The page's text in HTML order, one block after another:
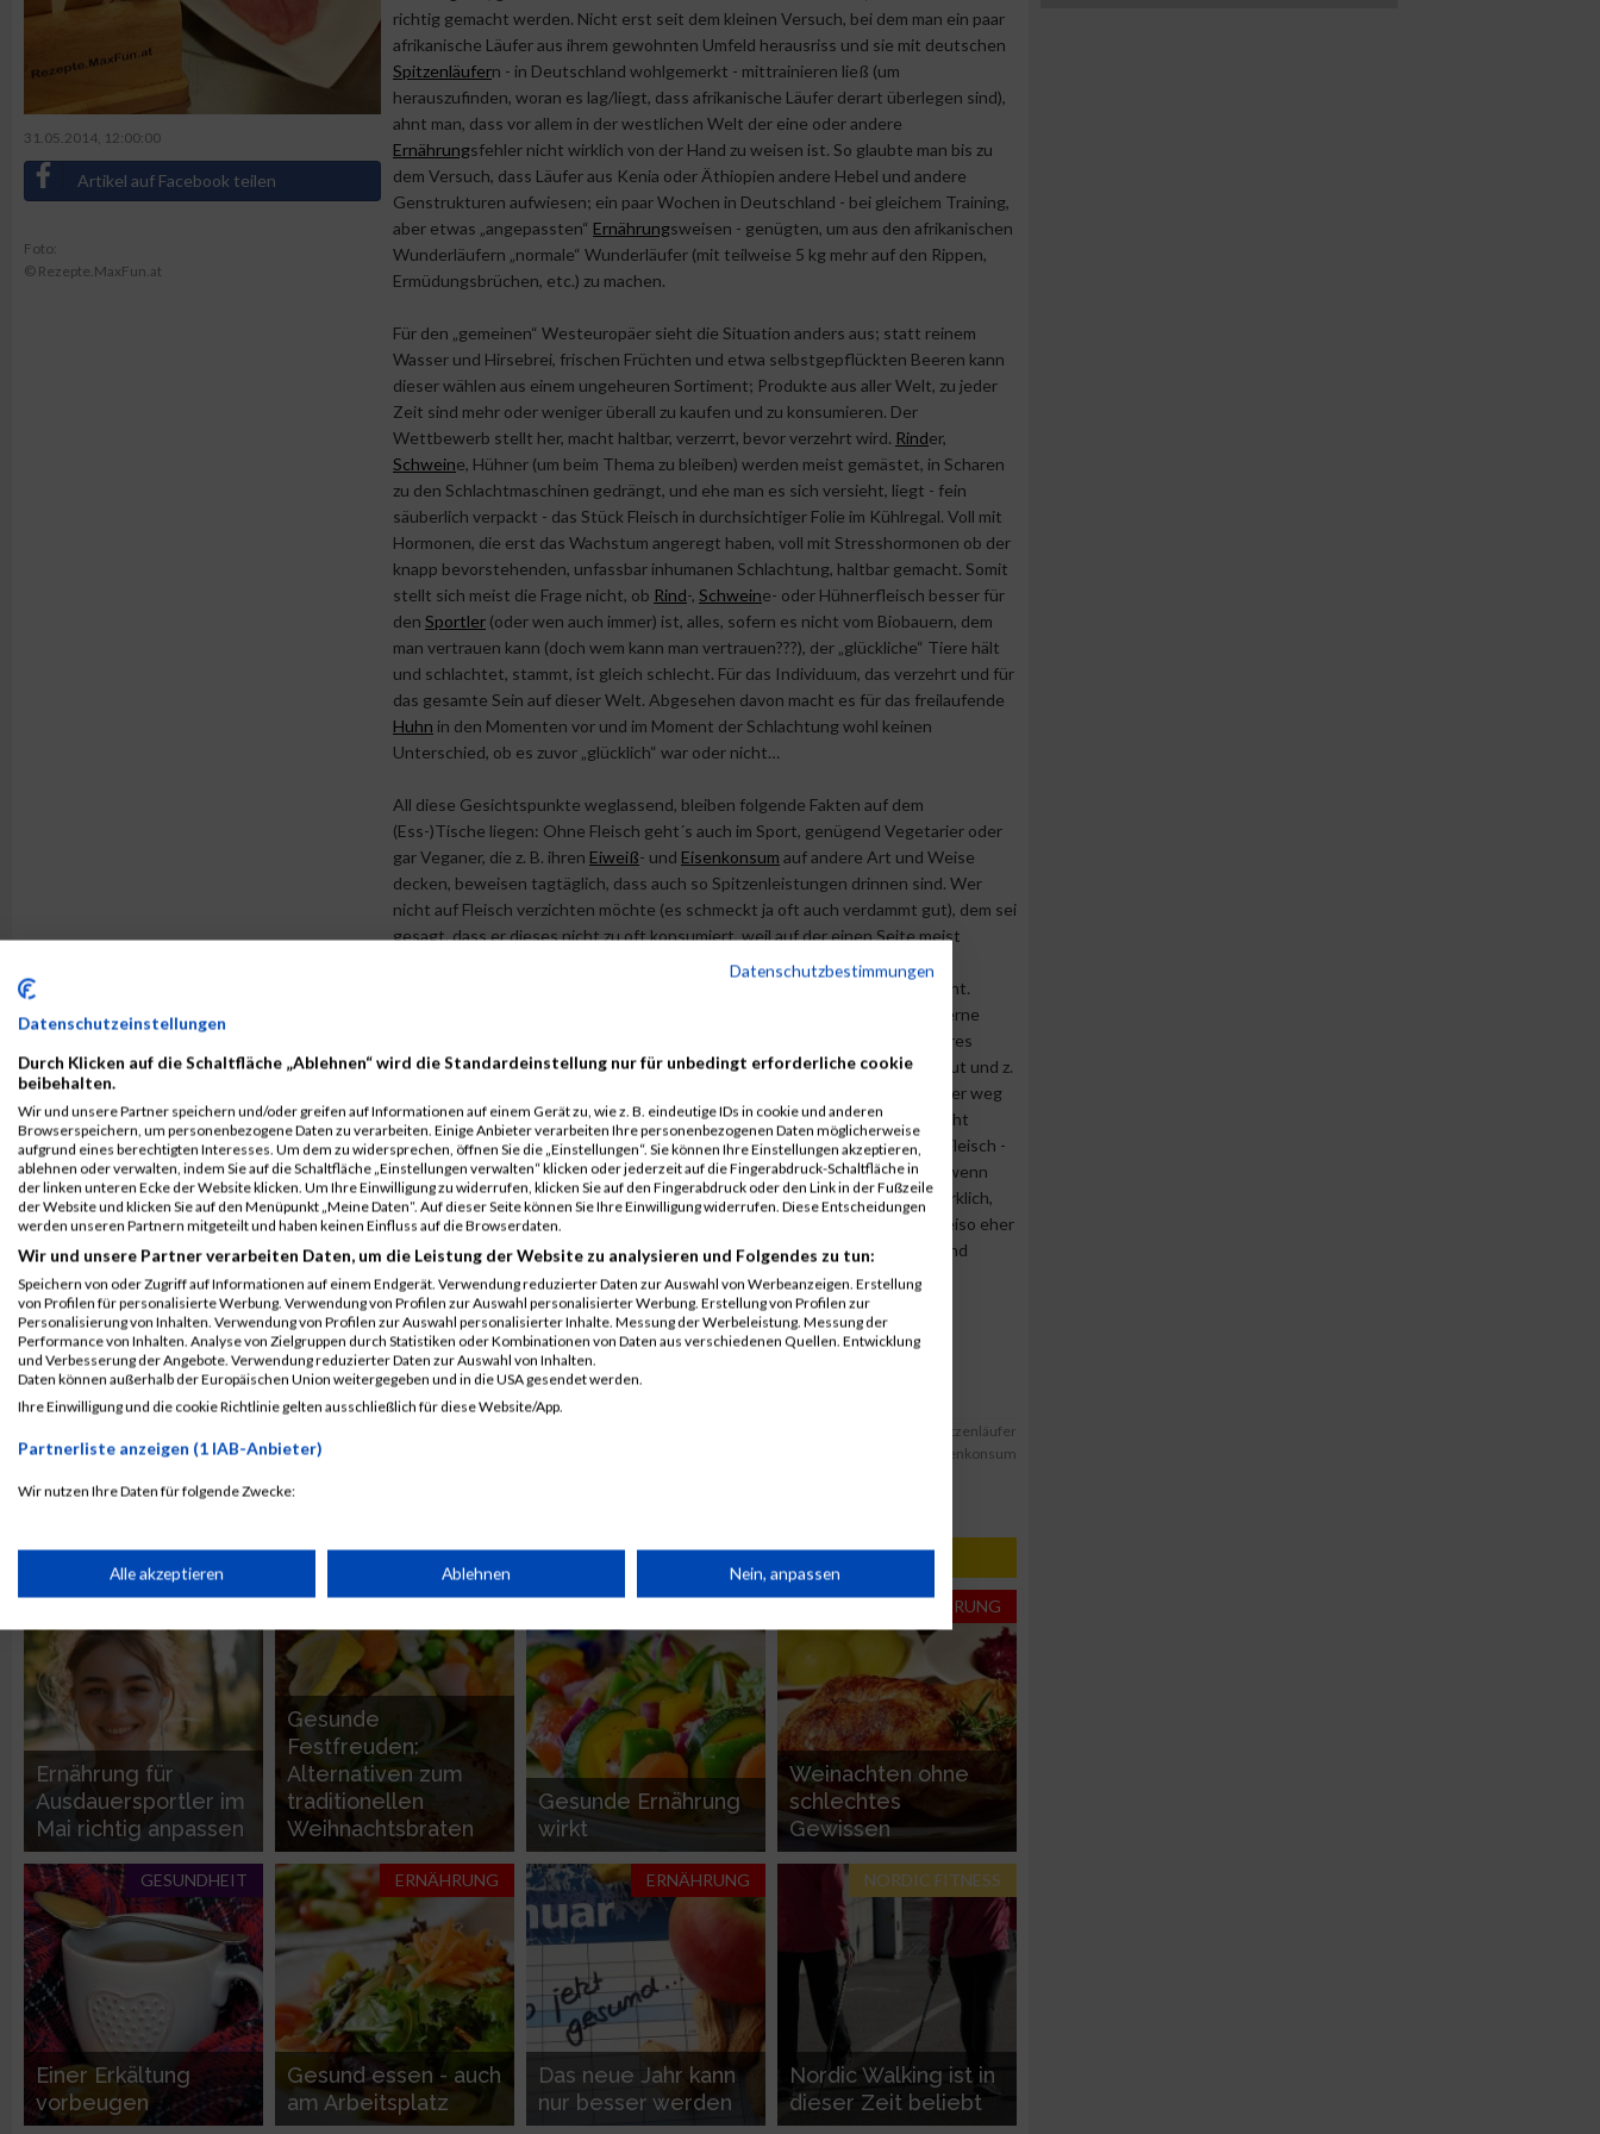
31.05.2014, 12:00:00
Artikel auf Facebook teilen
Foto:
© Rezepte.MaxFun.at
richtig gemacht werden. Nicht erst seit dem kleinen Versuch, bei dem man ein paar
afrikanische Läufer aus ihrem gewohnten Umfeld herausriss und sie mit deutschen
Spitzenläufern - in Deutschland wohlgemerkt - mittrainieren ließ (um
herauszufinden, woran es lag/liegt, dass afrikanische Läufer derart überlegen sind),
ahnt man, dass vor allem in der westlichen Welt der eine oder andere
Ernährungsfehler nicht wirklich von der Hand zu weisen ist. So glaubte man bis zu
dem Versuch, dass Läufer aus Kenia oder Äthiopien andere Hebel und andere
Genstrukturen aufwiesen; ein paar Wochen in Deutschland - bei gleichem Training,
aber etwas „angepassten“ Ernährungsweisen - genügten, um aus den afrikanischen
Wunderläufern „normale“ Wunderläufer (mit teilweise 5 kg mehr auf den Rippen,
Ermüdungsbrüchen, etc.) zu machen.
Für den „gemeinen“ Westeuropäer sieht die Situation anders aus; statt reinem
Wasser und Hirsebrei, frischen Früchten und etwa selbstgepflückten Beeren kann
dieser wählen aus einem ungeheuren Sortiment; Produkte aus aller Welt, zu jeder
Zeit sind mehr oder weniger überall zu kaufen und zu konsumieren. Der
Wettbewerb stellt her, macht haltbar, verzerrt, bevor verzehrt wird. Rinder,
Schweine, Hühner (um beim Thema zu bleiben) werden meist gemästet, in Scharen
zu den Schlachtmaschinen gedrängt, und ehe man es sich versieht, liegt - fein
säuberlich verpackt - das Stück Fleisch in durchsichtiger Folie im Kühlregal. Voll mit
Hormonen, die erst das Wachstum angeregt haben, voll mit Stresshormonen ob der
knapp bevorstehenden, unfassbar inhumanen Schlachtung, haltbar gemacht. Somit
stellt sich meist die Frage nicht, ob Rind-, Schweine- oder Hühnerfleisch besser für
den Sportler (oder wen auch immer) ist, alles, sofern es nicht vom Biobauern, dem
man vertrauen kann (doch wem kann man vertrauen???), der „glückliche“ Tiere hält
und schlachtet, stammt, ist gleich schlecht. Für das Individuum, das verzehrt und für
das gesamte Sein auf dieser Welt. Abgesehen davon macht es für das freilaufende
Huhn in den Momenten vor und im Moment der Schlachtung wohl keinen
Unterschied, ob es zuvor „glücklich“ war oder nicht…
All diese Gesichtspunkte weglassend, bleiben folgende Fakten auf dem
(Ess-)Tische liegen: Ohne Fleisch geht´s auch im Sport, genügend Vegetarier oder
gar Veganer, die z. B. ihren Eiweiß- und Eisenkonsum auf andere Art und Weise
decken, beweisen tagtäglich, dass auch so Spitzenleistungen drinnen sind. Wer
nicht auf Fleisch verzichten möchte (es schmeckt ja oft auch verdammt gut), dem sei
gesagt, dass er dieses nicht zu oft konsumiert, weil auf der einen Seite meist
versteckte Fette enthalten sind, auf der anderen Purine, die zu erhöhten
Harnsäurewerten führen können, die wiederum zur allseits unbeliebten Gicht.
Allerdings leben wir in der ersten Hälfte des 21. Jahrhunderts, in der man gerne
Tiere züchtet (wie auch immer dies vonstatten geht…), die verdammt mageres
Fleisch „liefern“. Fett ist dann meist nur noch in der knusprig gebratenen Haut und z.
B. im Bratensaft enthalten. Seit neuestem geht man bei der Züchtung wieder weg
von zu mageren Gesellen, da das sehr magere Fleisch einfach zäh ist und nicht
schmeckt. Ergo wird es wieder fetter. Abschließend kann man sagen, dass Fleisch -
egal, ob vomRind,Schwein oder Henderl nur dann genossen werden kann, wenn
man es nicht zu oft und am besten vom eigenen Bauernhof (da weiß man wirklich,
was man hat…) genießt. Der passionierte Ausdauersportler sollte sich soweiso eher
an die Zufuhr von wertvollen Kohlenhydraten und Fisch und damit
und
„gscheiten“ Fettsäuren halten. Mahlzeit !
Video-Tipp von WomanMaxFun.com >>>>>>
C.K
Link:
www.MaxFun.cc
MaxFun Sports Redaktion
Spitzenläufer
Eisenkonsum
RELEVANTE ARTIKEL
Ernährung für
Ausdauersportler im
Mai richtig anpassen
Gesunde
Festfreuden:
Alternativen zum
traditionellen
Weihnachtsbraten
Gesunde Ernährung
wirkt
ERNÄHRUNG
Weinachten ohne
schlechtes
Gewissen
GESUNDHEIT
Einer Erkältung
vorbeugen
ERNÄHRUNG
Gesund essen - auch
am Arbeitsplatz
ERNÄHRUNG
Das neue Jahr kann
nur besser werden
NORDIC FITNESS
Nordic Walking ist in
dieser Zeit beliebt
Datenschutzbestimmungen
Datenschutzeinstellungen
Durch Klicken auf die Schaltfläche „Ablehnen“ wird die Standardeinstellung nur für unbedingt erforderliche cookie
beibehalten.
Wir und unsere Partner speichern und/oder greifen auf Informationen auf einem Gerät zu, wie z. B. eindeutige IDs in cookie und anderen
Browserspeichern, um personenbezogene Daten zu verarbeiten. Einige Anbieter verarbeiten Ihre personenbezogenen Daten möglicherweise
aufgrund eines berechtigten Interesses. Um dem zu widersprechen, öffnen Sie die „Einstellungen“. Sie können Ihre Einstellungen akzeptieren,
ablehnen oder verwalten, indem Sie auf die Schaltfläche „Einstellungen verwalten“ klicken oder jederzeit auf die Fingerabdruck-Schaltfläche in
der linken unteren Ecke der Website klicken. Um Ihre Einwilligung zu widerrufen, klicken Sie auf den Fingerabdruck oder den Link in der Fußzeile
der Website und klicken Sie auf den Menüpunkt „Meine Daten“. Auf dieser Seite können Sie Ihre Einwilligung widerrufen. Diese Entscheidungen
werden unseren Partnern mitgeteilt und haben keinen Einfluss auf die Browserdaten.
Wir und unsere Partner verarbeiten Daten, um die Leistung der Website zu analysieren und Folgendes zu tun:
Speichern von oder Zugriff auf Informationen auf einem Endgerät. Verwendung reduzierter Daten zur Auswahl von Werbeanzeigen. Erstellung
von Profilen für personalisierte Werbung. Verwendung von Profilen zur Auswahl personalisierter Werbung. Erstellung von Profilen zur
Personalisierung von Inhalten. Verwendung von Profilen zur Auswahl personalisierter Inhalte. Messung der Werbeleistung. Messung der
Performance von Inhalten. Analyse von Zielgruppen durch Statistiken oder Kombinationen von Daten aus verschiedenen Quellen. Entwicklung
und Verbesserung der Angebote. Verwendung reduzierter Daten zur Auswahl von Inhalten.
Daten können außerhalb der Europäischen Union weitergegeben und in die USA gesendet werden.
Ihre Einwilligung und die cookie Richtlinie gelten ausschließlich für diese Website/App.
Partnerliste anzeigen (1 IAB-Anbieter)
Wir nutzen Ihre Daten für folgende Zwecke:
Speichern von oder Zugriff auf Informationen auf einem Endgerät
Verwendung reduzierter Daten zur Auswahl von Werbeanzeigen
Erstellung von Profilen für personalisierte Werbung
Verwendung von Profilen zur Auswahl personalisierter Werbung
Erstellung von Profilen zur Personalisierung von Inhalten
Verwendung von Profilen zur Auswahl personalisierter Inhalte
Messung der Werbeleistung
Messung der Performance von Inhalten
Alle akzeptieren Ablehnen Nein, anpassen